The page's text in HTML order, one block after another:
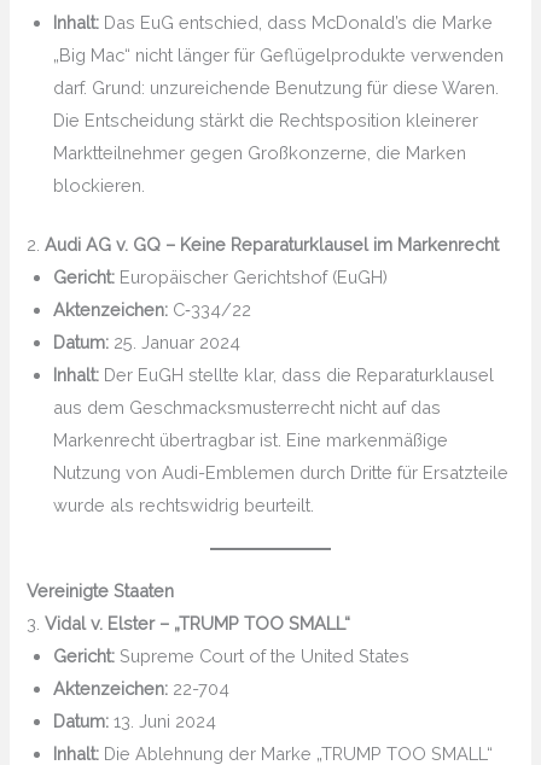
Inhalt: Das EuG entschied, dass McDonald’s die Marke
„Big Mac“ nicht länger für Geflügelprodukte verwenden
darf. Grund: unzureichende Benutzung für diese Waren.
Die Entscheidung stärkt die Rechtsposition kleinerer
Marktteilnehmer gegen Großkonzerne, die Marken
blockieren.
2.Audi AG v. GQ – Keine Reparaturklausel im Markenrecht
Gericht: Europäischer Gerichtshof (EuGH)
Aktenzeichen: C‑334/22
Datum: 25. Januar 2024
Inhalt: Der EuGH stellte klar, dass die Reparaturklausel
aus dem Geschmacksmusterrecht nicht auf das
Markenrecht übertragbar ist. Eine markenmäßige
Nutzung von Audi-Emblemen durch Dritte für Ersatzteile
wurde als rechtswidrig beurteilt.
Vereinigte Staaten
3.Vidal v. Elster – „TRUMP TOO SMALL“
Gericht: Supreme Court of the United States
Aktenzeichen: 22-704
Datum: 13. Juni 2024
Inhalt: Die Ablehnung der Marke „TRUMP TOO SMALL“